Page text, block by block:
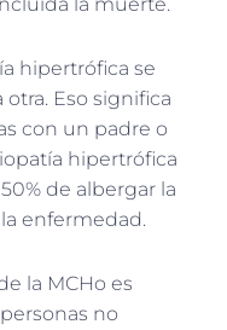
hipertrófica se
Eso significa
con un padre o
hipertrófica
de albergar la
enfermedad.
la MCHo es
no